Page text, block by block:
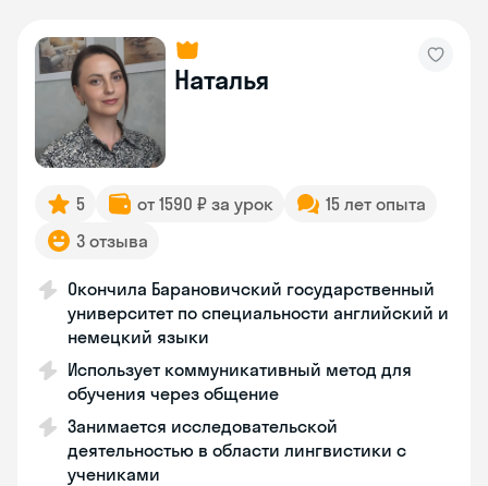
Наталья
5 от 1590 ₽ за урок
15 лет опыта
3 отзыва
Окончила Барановичский государственный
университет по специальности английский и
немецкий языки
Использует коммуникативный метод для
обучения через общение
Занимается исследовательской
деятельностью в области лингвистики с
учениками